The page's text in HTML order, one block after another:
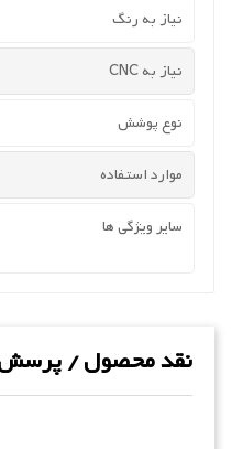
نیاز به رنگ
نیاز به CNC
نوع پوشش
موارد استفاده
سایر ویژگی ها
نقد محصول / پرسش